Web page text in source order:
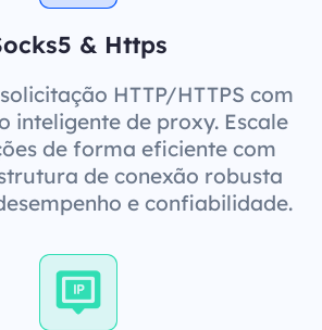
& Https
HTTP/HTTPS com
inteligente de proxy. Escale
de forma eficiente com
de conexão robusta
e confiabilidade.